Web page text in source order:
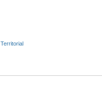
Territorial